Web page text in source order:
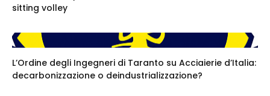
sitting volley
L’Ordine degli Ingegneri di Taranto su Acciaierie d’Italia:
decarbonizzazione o deindustrializzazione?